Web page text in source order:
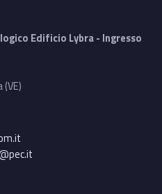
Edificio Lybra - Ingresso